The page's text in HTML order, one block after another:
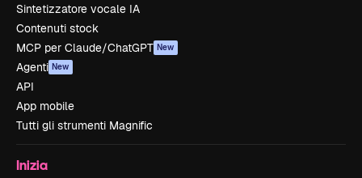
Sintetizzatore vocale IA
Contenuti stock
MCP per Claude/ChatGPT New
Agenti New
API
App mobile
Tutti gli strumenti Magnific
Inizia